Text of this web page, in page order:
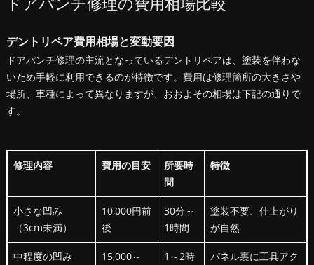
ドアパンチ修理の費用相場比較
デントリペア費用相場と変動要因
ドアパンチ修理の主流となっているデントリペアは、塗装を伴わな
いため手軽に利用できるのが特徴です。費用は修理箇所の大きさや
場所、車種によって異なりますが、おおよその相場は下記の通りで
す。
修理内容 費用の目安
所要時
間
特徴
小さな凹み
（3cm未満）
10,000円前
後
30分～
1時間
塗装不要、仕上がり
が自然
中程度の凹み
15,000～
1～2時
パネル裏に工具アク